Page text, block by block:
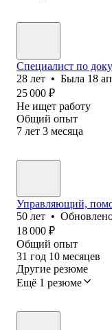
Специалист по
28 лет • Была 18
25 000 ₽
Не ищет работу
Общий опыт
7 лет 3 месяца
Управляющий,
50 лет •
18 000 ₽
Общий опыт
31 год 10 месяцев
Другие резюме
Ещё 1 резюме